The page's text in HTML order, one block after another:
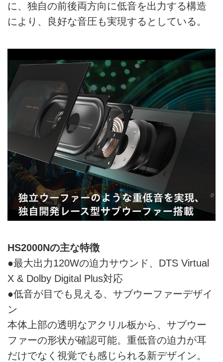
に、独自の前後両方向に低音を出力する構造
により、良好な音圧も実現するとしている。
HS2000Nの主な特徴
●最大出力120Wの迫力サウンド、DTS Virtual
X & Dolby Digital Plus対応
●低音が目でも見える、サブウーファーデザイ
ン
本体上部の透明なアクリル板から、サブウー
ファーの形状が確認可能。重低音の迫力が耳
だけでなく視覚でも感じられる新デザイン。